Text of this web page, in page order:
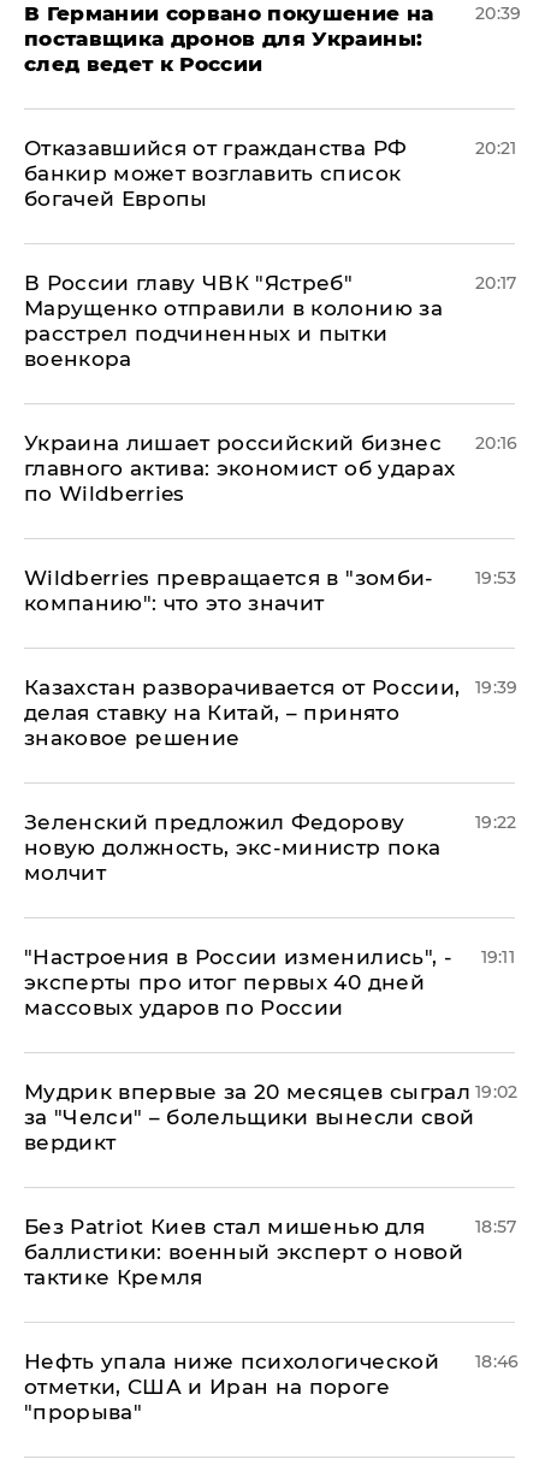
​В Германии сорвано покушение на
поставщика дронов для Украины:
след ведет к России
20:39
Отказавшийся от гражданства РФ
банкир может возглавить список
богачей Европы
20:21
В России главу ЧВК "Ястреб"
Марущенко отправили в колонию за
расстрел подчиненных и пытки
военкора
20:17
​Украина лишает российский бизнес
главного актива: экономист об ударах
по Wildberries
20:16
Wildberries превращается в "зомби-
компанию": что это значит
19:53
Казахстан разворачивается от России,
делая ставку на Китай, – принято
знаковое решение
19:39
Зеленский предложил Федорову
новую должность, экс-министр пока
молчит
19:22
"Настроения в России изменились", -
эксперты про итог первых 40 дней
массовых ударов по России
19:11
Мудрик впервые за 20 месяцев сыграл
за "Челси" – болельщики вынесли свой
вердикт
19:02
​Без Patriot Киев стал мишенью для
баллистики: военный эксперт о новой
тактике Кремля
18:57
Нефть упала ниже психологической
отметки, США и Иран на пороге
"прорыва"
18:46